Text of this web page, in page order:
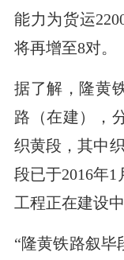
能力为货运
将再增至8对。
据了解，隆黄
路（在建），
织黄段，其中
段已于2016年
工程正在建设中
“隆黄铁路叙毕